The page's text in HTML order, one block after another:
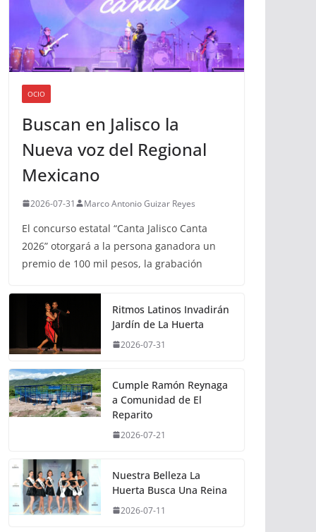
OCIO
Buscan en Jalisco la
Nueva voz del Regional
Mexicano
2026-07-31 Marco Antonio Guizar Reyes
El concurso estatal “Canta Jalisco Canta
2026” otorgará a la persona ganadora un
premio de 100 mil pesos, la grabación
Ritmos Latinos Invadirán
Jardín de La Huerta
2026-07-31
Cumple Ramón Reynaga
a Comunidad de El
Reparito
2026-07-21
Nuestra Belleza La
Huerta Busca Una Reina
2026-07-11